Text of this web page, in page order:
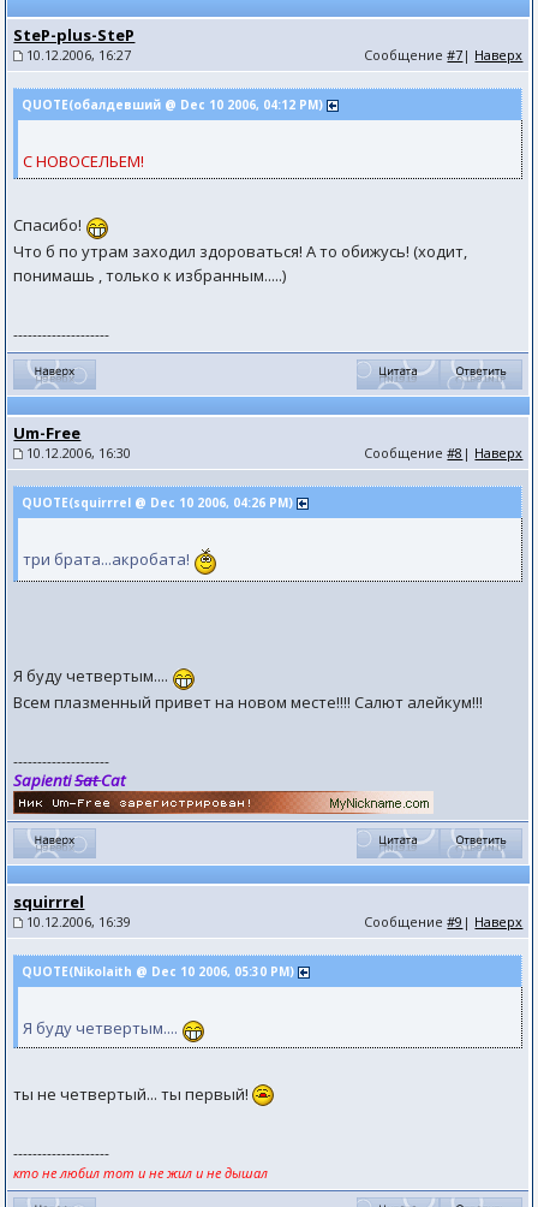
SteP-plus-SteP
10.12.2006, 16:27 Сообщение#7 | Наверх
QUOTE(обалдевший @ Dec 10 2006, 04:12 PM)
С НОВОСЕЛЬЕМ!
Спасибо!
Что б по утрам заходил здороваться! А то обижусь! (ходит,
понимашь , только к избранным.....)
--------------------
Um-Free
10.12.2006, 16:30 Сообщение#8 | Наверх
QUOTE(squirrrel @ Dec 10 2006, 04:26 PM)
три брата...акробата!
Я буду четвертым....
Всем плазменный привет на новом месте!!!! Салют алейкум!!!
--------------------
SapientiSatCat
squirrrel
10.12.2006, 16:39 Сообщение#9 | Наверх
QUOTE(Nikolaith @ Dec 10 2006, 05:30 PM)
Я буду четвертым....
ты не четвертый... ты первый!
--------------------
кто не любил тот и не жил и не дышал